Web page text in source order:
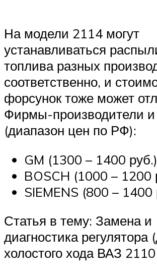
На модели 2114 могут
устанавливаться
топлива разных
соответственно, и
форсунок тоже может
Фирмы-производители и
(диапазон цен по РФ):
GM (1300 – 1400
BOSCH (1000 – 1200
SIEMENS (800 – 1400
Статья в тему: Замена и
диагностика регулятора
холостого хода ВАЗ 2110